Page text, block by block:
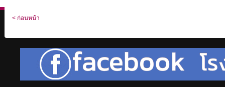
< ก่อนหน้า